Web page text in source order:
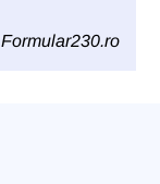
Formular230.ro